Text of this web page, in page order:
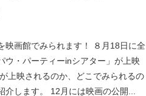
映画館でみられます！ ８月18日に全
ウ・パーティーinシアター」が上映
上映されるのか、どこでみられるの
します。 12月には映画の公開...